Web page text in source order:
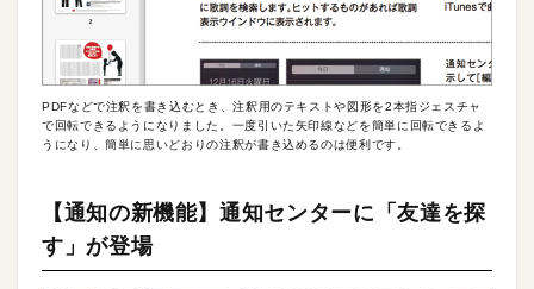
PDFなどで注釈を書き込むとき、注釈用のテキストや図形を2本指ジェスチャ
で回転できるようになりました。一度引いた矢印線などを簡単に回転できるよ
うになり、簡単に思いどおりの注釈が書き込めるのは便利です。
【通知の新機能】通知センターに「友達を探
す」が登場